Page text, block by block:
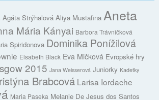
Agáta Strýhalová Aliya Mustafina Aneta
Mária Kányai Barbora Trávničková
Spiridonova Dominika Ponížilová
Elsabeth Black Eva Mičková Evropské hry
2015 Jana Weisserová Juniorky Kadetky
Brabcová Larisa Iordache
Maria Paseka Melanie De Jesus dos Santos